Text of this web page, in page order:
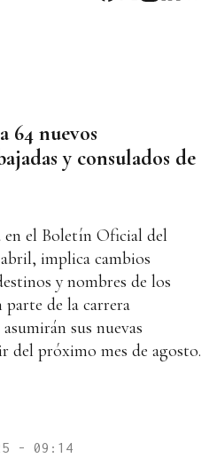
64 nuevos
y consulados de
en el Boletín Oficial del
implica cambios
y nombres de los
de la carrera
sus nuevas
del próximo mes de agosto.
- 09:14